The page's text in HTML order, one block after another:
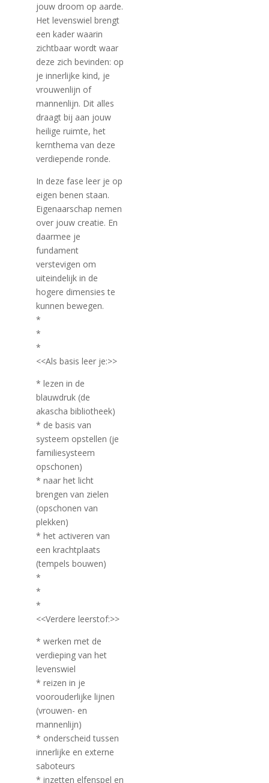
jouw droom op aarde.
Het levenswiel brengt
een kader waarin
zichtbaar wordt waar
deze zich bevinden: op
je innerlijke kind, je
vrouwenlijn of
mannenlijn. Dit alles
draagt bij aan jouw
heilige ruimte, het
kernthema van deze
verdiepende ronde.
In deze fase leer je op
eigen benen staan.
Eigenaarschap nemen
over jouw creatie. En
daarmee je
fundament
verstevigen om
uiteindelijk in de
hogere dimensies te
kunnen bewegen.
*
*
*
<<Als basis leer je:>>
* lezen in de
blauwdruk (de
akascha bibliotheek)
* de basis van
systeem opstellen (je
familiesysteem
opschonen)
* naar het licht
brengen van zielen
(opschonen van
plekken)
* het activeren van
een krachtplaats
(tempels bouwen)
*
*
*
<<Verdere leerstof:>>
* werken met de
verdieping van het
levenswiel
* reizen in je
voorouderlijke lijnen
(vrouwen- en
mannenlijn)
* onderscheid tussen
innerlijke en externe
saboteurs
* inzetten elfenspel en